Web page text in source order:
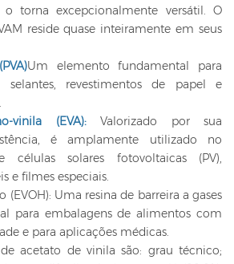
o torna excepcionalmente versátil. O
reside quase inteiramente em seus
Um elemento fundamental para
selantes, revestimentos de papel e
vinila (EVA):Valorizado por sua
é amplamente utilizado no
células solares fotovoltaicas (PV),
e filmes especiais.
Uma resina de barreira a gases
para embalagens de alimentos com
e para aplicações médicas.
acetato de vinila são: grau técnico;